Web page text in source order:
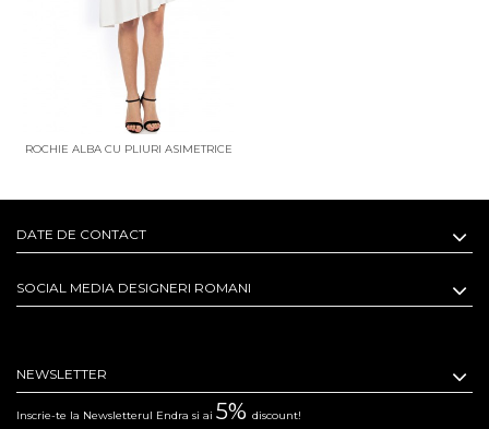
ROCHIE ALBA CU PLIURI ASIMETRICE
DATE DE CONTACT
SOCIAL MEDIA DESIGNERI ROMANI
NEWSLETTER
Inscrie-te la Newsletterul Endra si ai 5% discount!